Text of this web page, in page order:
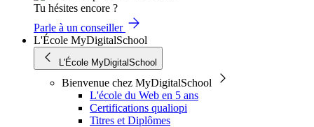
Tu hésites encore ?
Parle à un conseiller
L'École MyDigitalSchool
L'École MyDigitalSchool
Bienvenue chez MyDigitalSchool
L'école du Web en 5 ans
Certifications qualiopi
Titres et Diplômes